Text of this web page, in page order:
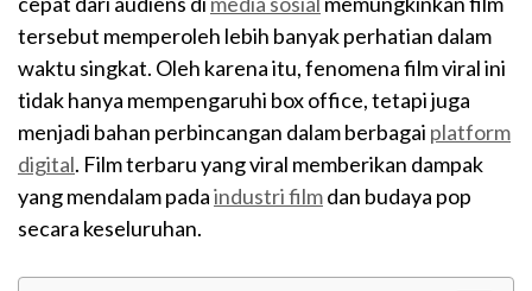
tersebut memperoleh lebih banyak perhatian dalam
waktu singkat. Oleh karena itu, fenomena film viral ini
tidak hanya mempengaruhi box office, tetapi juga
menjadi bahan perbincangan dalam berbagai platform
digital. Film terbaru yang viral memberikan dampak
yang mendalam padaindustri filmdan budaya pop
secara keseluruhan.